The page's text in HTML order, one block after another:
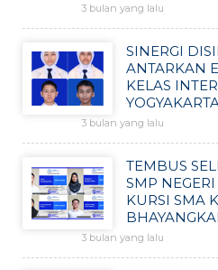
3 bulan yang lalu
SINERGI
ANTARKAN
KELAS
3 bulan yang lalu
TEMBUS
SMP
KURSI SMA
3 bulan yang lalu